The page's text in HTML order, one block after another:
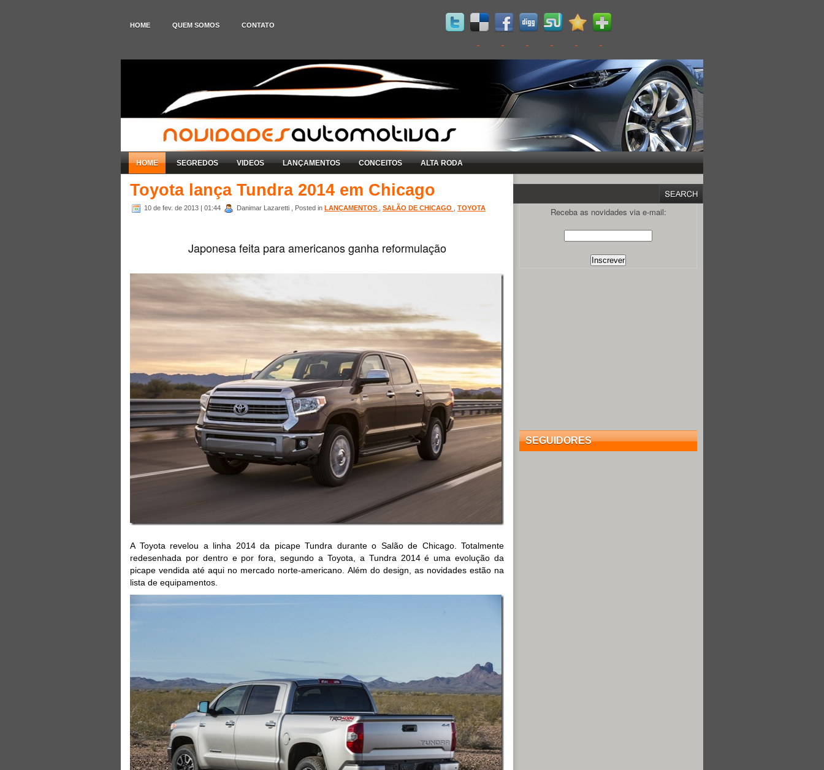
HOME QUEM SOMOS CONTATO
HOME SEGREDOS VIDEOS LANÇAMENTOS CONCEITOS ALTA RODA
Toyota lança Tundra 2014 em Chicago
10 de fev. de 2013 | 01:44 Danimar Lazaretti , Posted in LANÇAMENTOS SALÃO DE CHICAGO TOYOTA
Japonesa feita para americanos ganha reformulação
A Toyota revelou a linha 2014 da picape Tundra durante o Salão de Chicago. Totalmente
redesenhada por dentro e por fora, segundo a Toyota, a Tundra 2014 é uma evolução da
picape vendida até aqui no mercado norte-americano. Além do design, as novidades estão na
lista de equipamentos.
Receba as novidades via e-mail:
SEGUIDORES